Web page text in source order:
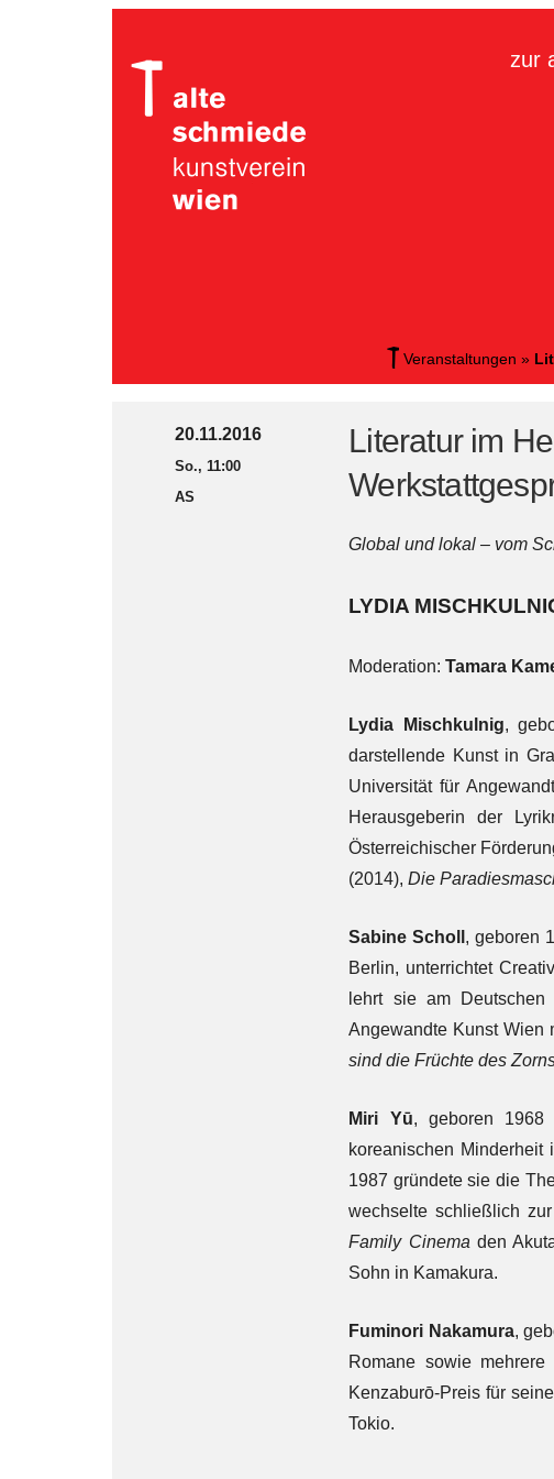
zur
Veranstaltungen »
20.11.2016
So., 11:00
AS
Literatur im
Global und lokal – vom
LYDIA
Moderation:Tamara
Lydia Mischkulnig,
darstellende Kunst in
Universität für
Herausgeberin der
Österreichischer
(2014),Die
Sabine Scholl , geboren
Berlin, unterrichtet
lehrt sie am
Angewandte Kunst Wien
sind die Früchte des
Miri Yū, geboren 1968
koreanischen
1987 gründete sie die
wechselte schließlich
Family Cinema den
Sohn in Kamakura.
Fuminori Nakamura,
Romane sowie
Kenzaburō-Preis für
Tokio.